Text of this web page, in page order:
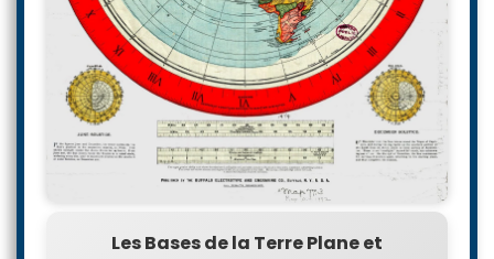
Les Bases de la Terre Plane et